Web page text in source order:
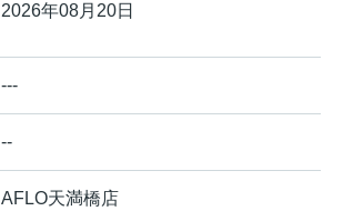
2026年08月20日
---
--
AFLO天満橋店